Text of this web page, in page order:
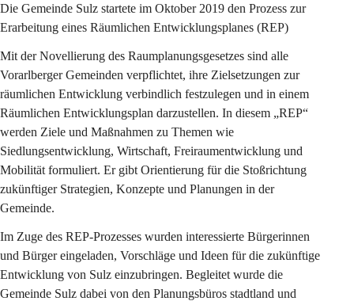
Die Gemeinde Sulz startete im Oktober 2019 den Prozess zur
Erarbeitung eines Räumlichen Entwicklungsplanes (REP)
Mit der Novellierung des Raumplanungsgesetzes sind alle
Vorarlberger Gemeinden verpflichtet, ihre Zielsetzungen zur
räumlichen Entwicklung verbindlich festzulegen und in einem
Räumlichen Entwicklungsplan darzustellen. In diesem „REP“
werden Ziele und Maßnahmen zu Themen wie
Siedlungsentwicklung, Wirtschaft, Freiraumentwicklung und
Mobilität formuliert. Er gibt Orientierung für die Stoßrichtung
zukünftiger Strategien, Konzepte und Planungen in der
Gemeinde.
Im Zuge des REP-Prozesses wurden interessierte Bürgerinnen
und Bürger eingeladen, Vorschläge und Ideen für die zukünftige
Entwicklung von Sulz einzubringen. Begleitet wurde die
Gemeinde Sulz dabei von den Planungsbüros stadtland und